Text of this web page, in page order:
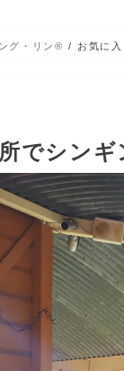
グ・リン® お気に
でシン